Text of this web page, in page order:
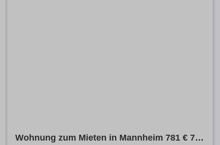
Wohnung zum Mieten in Mannheim 781 € 71